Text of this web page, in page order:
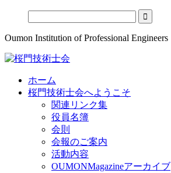
Oumon Institution of Professional Engineers
ホーム
桜門技術士会へようこそ
関連リンク集
役員名簿
会則
会報のご案内
活動内容
OUMONMagazineアーカイブ